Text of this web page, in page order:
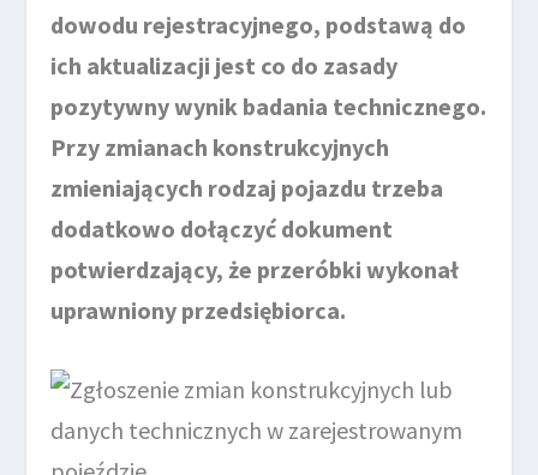
dowodu rejestracyjnego, podstawą do
ich aktualizacji jest co do zasady
pozytywny wynik badania technicznego.
Przy zmianach konstrukcyjnych
zmieniających rodzaj pojazdu trzeba
dodatkowo dołączyć dokument
potwierdzający, że przeróbki wykonał
uprawniony przedsiębiorca.